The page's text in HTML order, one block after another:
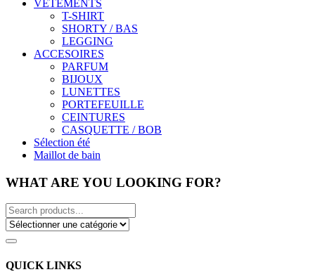
VÊTEMENTS
T-SHIRT
SHORTY / BAS
LEGGING
ACCESOIRES
PARFUM
BIJOUX
LUNETTES
PORTEFEUILLE
CEINTURES
CASQUETTE / BOB
Sélection été
Maillot de bain
WHAT ARE YOU LOOKING FOR?
QUICK LINKS